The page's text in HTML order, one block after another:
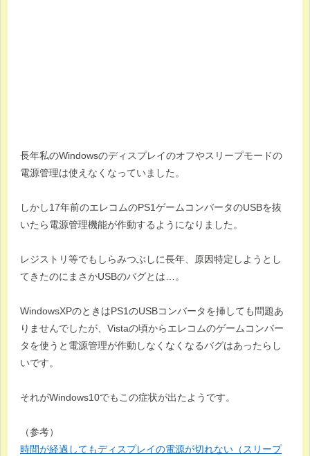
長年私のWindowsのディスプレイのオフやスリープモードの
電源管理は使えなくなっていました。
しかし17年前のエレコムのPS1ゲームコンバータのUSBを抜
いたら電源管理機能が作動するようになりました。
レジストリ等でもしらみつぶしに長年、原因特定しようとし
てきたのにまさかUSBのバグとは…。
WindowsXPのときはPS1のUSBコンバータを挿しても問題あ
りませんでしたが、Vistaの頃からエレコムのゲームコンバー
タを使うと電源管理が作動しなくなくなるバグはあったらし
いです。
それがWindows10でもこの症状が出たようです。
（参考）
時間が経過してもディスプレイの電源が切れない（スリープ